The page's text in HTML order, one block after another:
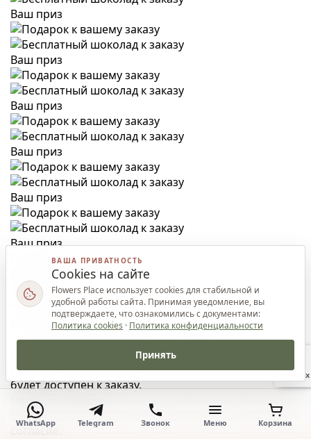
Ваш приз
Ваш приз
Ваш приз
Ваш приз
Ваш приз
Ваш приз
Подарок к вашему заказу
Введите Ваш номер телефона и откройте подарок к
заказу.
Форма открытия подарка
Ваш номер телефона
Я соглашаюсь сполитикой обработки
Приз закрепится за Вашим номером телефона и
будет доступен к заказу.
Открыть подарок
Введите корректный номер телефона и подтвердите
согласие.
WhatsApp Telegram Звонок Меню Корзина
Наверх
ВАША ПРИВАТНОСТЬ
Cookies на сайте
Flowers Place использует cookies для стабильной и
удобной работы сайта. Принимая уведомление, вы
подтверждаете, что ознакомились с документами:
Политика cookies · Политика конфиденциальности
Принять